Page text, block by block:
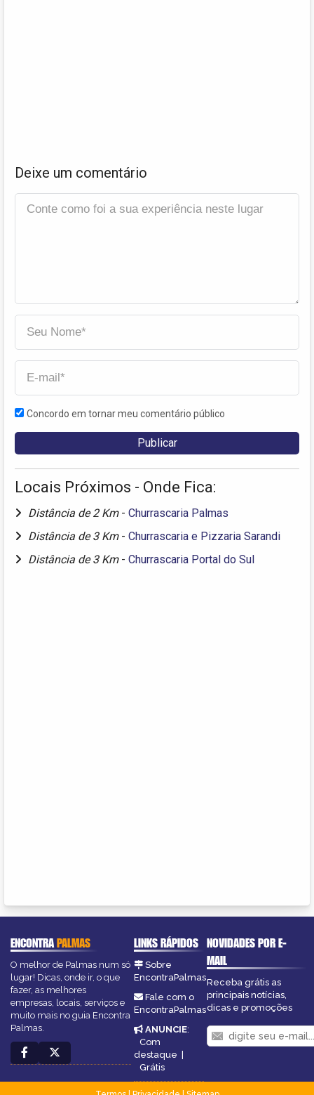
Deixe um comentário
Concordo em tornar meu comentário público
Locais Próximos - Onde Fica:
Distância de 2 Km - Churrascaria Palmas
Distância de 3 Km - Churrascaria e Pizzaria Sarandi
Distância de 3 Km - Churrascaria Portal do Sul
ENCONTRAPALMAS
O melhor de Palmas num só
lugar! Dicas, onde ir, o que
fazer, as melhores
empresas, locais, serviços e
muito mais no guia Encontra
Palmas.
LINKS RÁPIDOS
Sobre
EncontraPalmas
Fale com o
EncontraPalmas
ANUNCIE:
Com
destaque |
Grátis
NOVIDADES POR E-
MAIL
Receba grátis as
principais notícias,
dicas e promoções